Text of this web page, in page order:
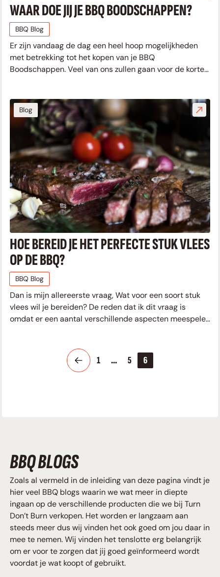
WAAR DOE JIJ JE BBQ BOODSCHAPPEN?
BBQ Blog
Er zijn vandaag de dag een heel hoop mogelijkheden
met betrekking tot het kopen van je BBQ
Boodschappen. Veel van ons zullen gaan voor de korte
HOE BEREID JE HET PERFECTE STUK VLEES
OP DE BBQ?
BBQ Blog
Dan is mijn allereerste vraag, Wat voor een soort stuk
vlees wil je bereiden? De reden dat ik dit vraag is
omdat er een aantal verschillende aspecten meespelen
Blog
1 … 5 6
BBQ BLOGS
Zoals al vermeld in de inleiding van deze pagina vindt je
hier veel BBQ blogs waarin we wat meer in diepte
ingaan op de verschillende producten die we bij Turn
Don’t Burn verkopen. Het worden er langzaam aan
steeds meer dus wij vinden het ook goed om jou daar in
mee te nemen. Wij vinden het tenslotte erg belangrijk
om er voor te zorgen dat jij goed geïnformeerd wordt
voordat je wat koopt of gebruikt.